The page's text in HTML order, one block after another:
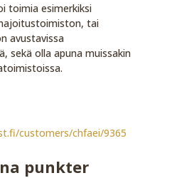
toimia esimerkiksi
tai
avustavissa
sekä olla apuna muissakin
customers/chfaei/9365
punkter